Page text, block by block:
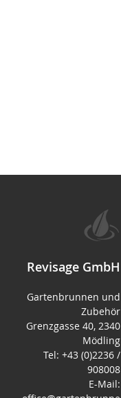
Revisage GmbH
Gartenbrunnen und
Zubehör
Grenzgasse 40, 2340
Mödling
Tel: +43 (0)2236 /
908008
E-Mail: